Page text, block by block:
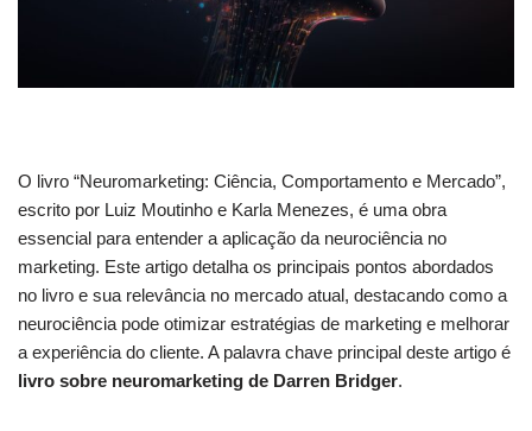
O livro “Neuromarketing: Ciência, Comportamento e Mercado”,
escrito por Luiz Moutinho e Karla Menezes, é uma obra
essencial para entender a aplicação da neurociência no
marketing. Este artigo detalha os principais pontos abordados
no livro e sua relevância no mercado atual, destacando como a
neurociência pode otimizar estratégias de marketing e melhorar
a experiência do cliente. A palavra chave principal deste artigo é
livro sobre neuromarketing de Darren Bridger.